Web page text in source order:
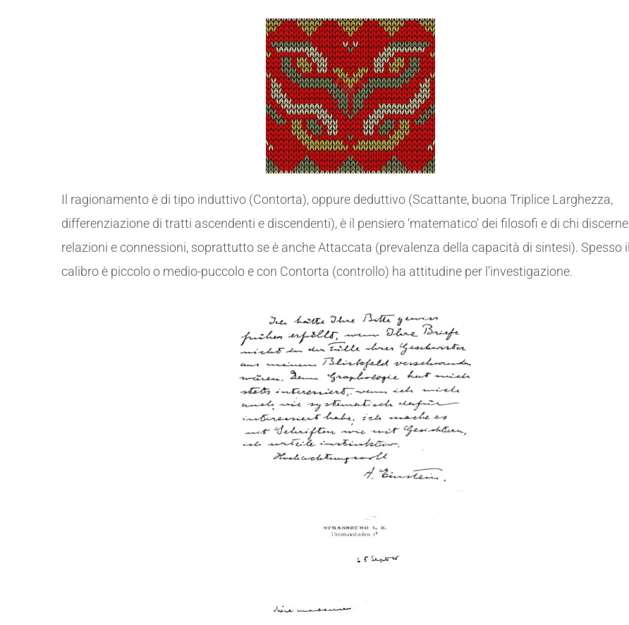
Il ragionamento è di tipo induttivo (Contorta), oppure deduttivo (Scattante, buona Triplice Larghezza,
differenziazione di tratti ascendenti e discendenti), è il pensiero ‘matematico’ dei filosofi e di chi discerne
relazioni e connessioni, soprattutto se è anche Attaccata (prevalenza della capacità di sintesi). Spesso il
calibro è piccolo o medio-puccolo e con Contorta (controllo) ha attitudine per l’investigazione.